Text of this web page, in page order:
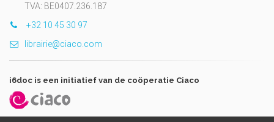
TVA: BE0407.236.187
+32 10 45 30 97
librairie@ciaco.com
i6doc is een initiatief van de coöperatie Ciaco